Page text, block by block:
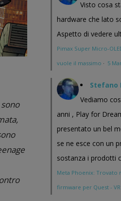
Visto cosa
hardware che lato
Aspetto di vedere
Pimax Super Micro-
vuole il massimo · 5
Stefano
Vediamo
anni , Play for
presentato un bel
se ne esce con un
sostanza i prodotti
Meta Phoenix:
firmware per Quest - VR